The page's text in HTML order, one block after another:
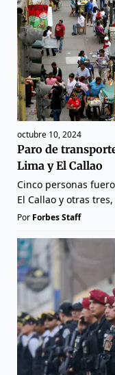
octubre 10, 2024
Paro de
Lima y El Callao
Cinco personas
El Callao y otras
Por Forbes Staff